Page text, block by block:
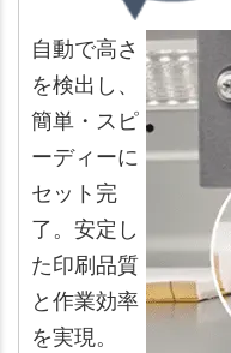
自動で高さ
を検出し、
簡単・スピ
ーディーに
セット完
了。安定し
た印刷品質
と作業効率
を実現。